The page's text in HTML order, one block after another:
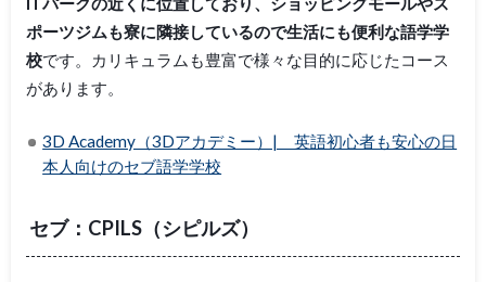
ポーツジムも寮に隣接しているので生活にも便利な語学学
校です。カリキュラムも豊富で様々な目的に応じたコース
があります。
3D Academy（3Dアカデミー）| 英語初心者も安心の日
本人向けのセブ語学学校
セブ：CPILS（シピルズ）